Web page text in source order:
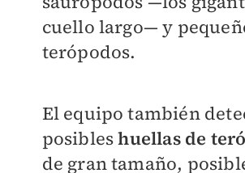
cuello largo— y
terópodos.
El equipo también
posibleshuellas de
de gran tamaño,